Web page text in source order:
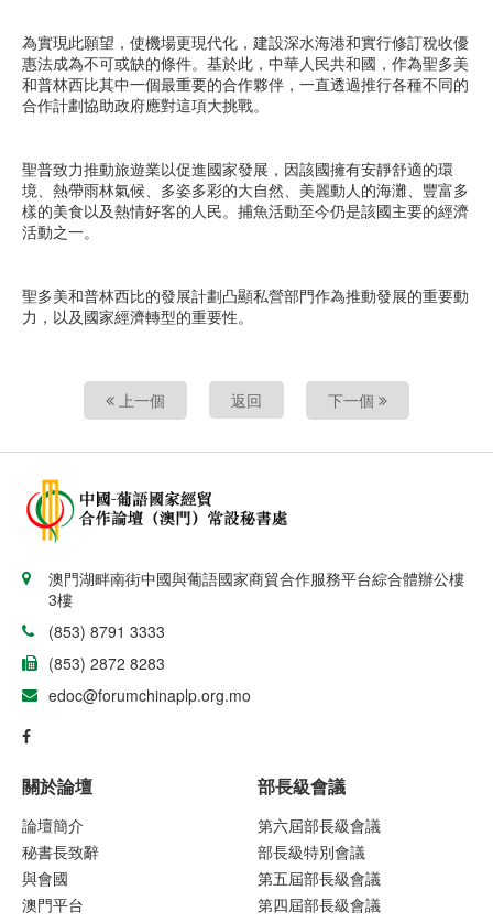
為實現此願望，使機場更現代化，建設深水海港和實行修訂稅收優
惠法成為不可或缺的條件。基於此，中華人民共和國，作為聖多美
和普林西比其中一個最重要的合作夥伴，一直透過推行各種不同的
合作計劃協助政府應對這項大挑戰。
聖普致力推動旅遊業以促進國家發展，因該國擁有安靜舒適的環
境、熱帶雨林氣候、多姿多彩的大自然、美麗動人的海灘、豐富多
樣的美食以及熱情好客的人民。捕魚活動至今仍是該國主要的經濟
活動之一。
聖多美和普林西比的發展計劃凸顯私營部門作為推動發展的重要動
力，以及國家經濟轉型的重要性。
上一個 返回 下一個
澳門湖畔南街中國與葡語國家商貿合作服務平台綜合體辦公樓
3樓
(853) 8791 3333
(853) 2872 8283
edoc@forumchinaplp.org.mo
關於論壇
論壇簡介
秘書長致辭
與會國
澳門平台
部長級會議
第六屆部長級會議
部長級特別會議
第五屆部長級會議
第四屆部長級會議